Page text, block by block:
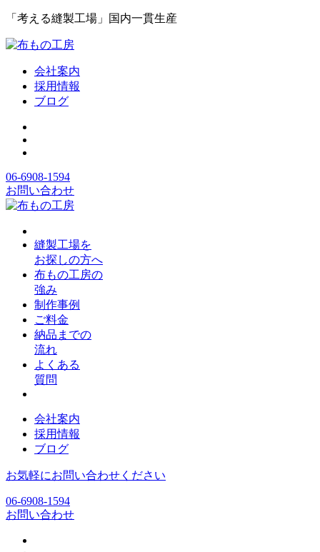
「考える縫製工場」国内一貫生産
会社案内
採用情報
ブログ
06-6908-1594
お問い合わせ
縫製工場を
お探しの方へ
布もの工房の
強み
制作事例
ご料金
納品までの
流れ
よくある
質問
会社案内
採用情報
ブログ
お気軽にお問い合わせください
06-6908-1594
お問い合わせ